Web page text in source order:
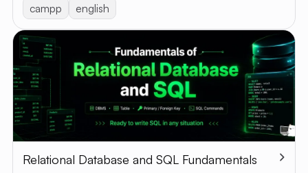
campp
english
Relational Database and SQL Fundamentals